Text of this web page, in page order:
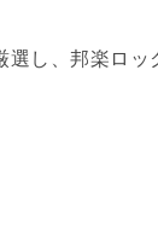
し、邦楽ロ